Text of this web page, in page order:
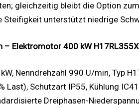
gleichzeitig bleibt die Option
Steifigkeit unterstützt niedrige
– Elektromotor 400 kW
Nenndrehzahl 990 U/min, Typ
Last), Schutzart IP55, Kühlung
Dreiphasen-